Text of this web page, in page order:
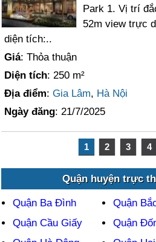
Park 1. Vị trí
52m view trực
diện tích:..
Giá: Thỏa thuận
Diện tích: 250 m²
Địa điểm:Gia Lâm, Hà Nội
Ngày đăng: 21/7/2025
1 2 3 4
Quận huyện trực
Quận Ba Đình
Quận
Quận Cầu Giấy
Quận